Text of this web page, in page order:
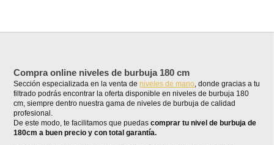
Compra online niveles de burbuja 180 cm
Sección especializada en la venta deniveles de mano, donde gracias a tu
filtrado podrás encontrar la oferta disponible en niveles de burbuja 180
cm, siempre dentro nuestra gama de niveles de burbuja de calidad
profesional.
De este modo, te facilitamos que puedascomprar tu nivel de burbuja de
180cm a buen precio y con total garantía.